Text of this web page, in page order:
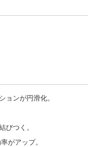
ョンが円滑化。
びつく。
がアップ。